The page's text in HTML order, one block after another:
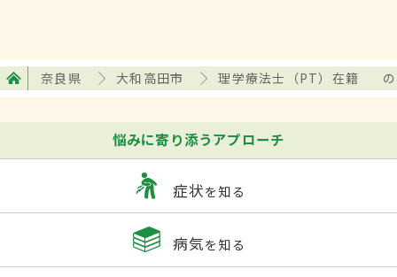
奈良県 大和高田市 理学療法士（PT）在籍
悩みに寄り添うアプローチ
症状を知る
病気を知る